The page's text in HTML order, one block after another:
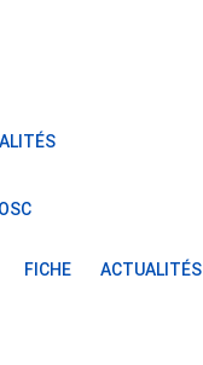
FICHE ACTUALITÉS